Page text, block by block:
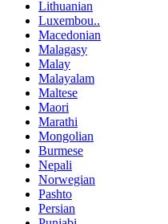
Lithuanian
Luxembou..
Macedonian
Malagasy
Malay
Malayalam
Maltese
Maori
Marathi
Mongolian
Burmese
Nepali
Norwegian
Pashto
Persian